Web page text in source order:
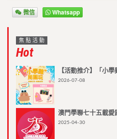
微信 Whatsapp
焦點活動
Hot
【活動推介】「小
2026-07-08
澳門學聯七十五載愛
2025-04-30